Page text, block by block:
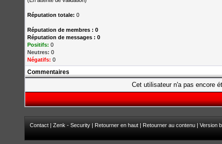
Réputation totale: 0
Réputation de membres : 0
Réputation de messages : 0
Positifs: 0
Neutres: 0
Négatifs: 0
Commentaires
Cet utilisateur n'a pas encore
Contact | Zenk - Security | Retourner en haut | Retourner au contenu | Version